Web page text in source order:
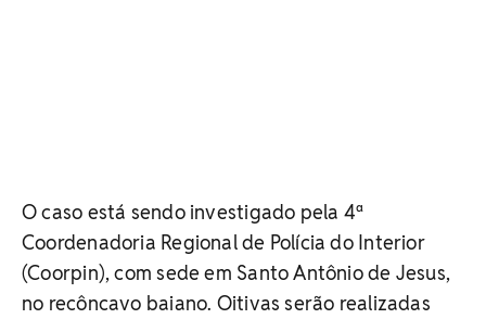
O caso está sendo investigado pela 4ª
Coordenadoria Regional de Polícia do Interior
(Coorpin), com sede em Santo Antônio de Jesus,
no recôncavo baiano. Oitivas serão realizadas